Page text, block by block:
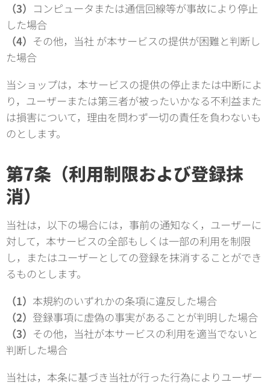
（3） コンピュータまたは通信回線等が事故により停止
した場合
（4） その他，当社 が本サービスの提供が困難と判断し
た場合
当ショップは，本サービスの提供の停止または中断によ
り，ユーザーまたは第三者が被ったいかなる不利益また
は損害について，理由を問わず一切の責任を負わないも
のとします。
第7条（利用制限および登録抹
消）
当社は，以下の場合には，事前の通知なく，ユーザーに
対して，本サービスの全部もしくは一部の利用を制限
し，またはユーザーとしての登録を抹消することができ
るものとします。
（1） 本規約のいずれかの条項に違反した場合
（2） 登録事項に虚偽の事実があることが判明した場合
（3） その他，当社が本サービスの利用を適当でないと
判断した場合
当社は，本条に基づき当社が行った行為によりユーザー